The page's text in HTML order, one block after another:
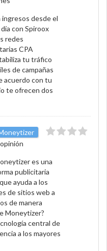
desde el
con Spiroox
redes
CPA
tu tráfico
de campañas
acuerdo con tu
te ofrecen dos
es una
publicitaria
ayuda a los
de sitios web a
de manera
Moneytizer?
central de
a los mayores